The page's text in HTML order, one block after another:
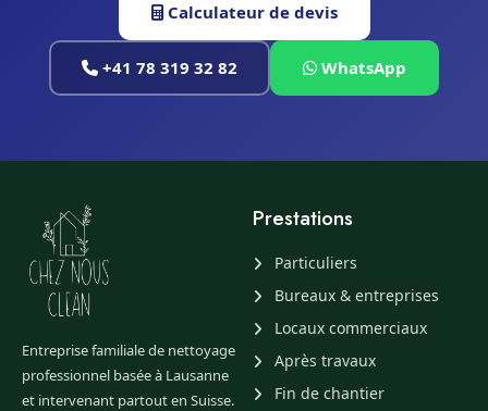
Calculateur de devis
+41 78 319 32 82 WhatsApp
Entreprise familiale de nettoyage
professionnel basée à Lausanne
et intervenant partout en Suisse.
Prestations
Particuliers
Bureaux & entreprises
Locaux commerciaux
Après travaux
Fin de chantier